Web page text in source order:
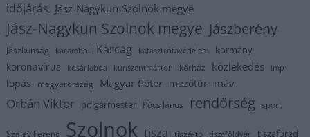
időjárás Jász-Nagykun-Szolnok megye
Jász-Nagykun Szolnok megye Jászberény
Jászkunság karambol Karcag katasztrófavédelem kormány
koronavírus kosárlabda kunszentmárton kórház közlekedés lmp
lopás magyarország Magyar Péter mezőtúr máv
Orbán Viktor polgármester Pócs János rendőrség sport
Szalay Ferenc Szolnok tisza tisza-tó tiszaföldvár tiszafüred